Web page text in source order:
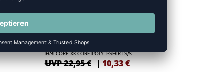
HMLCORE XK CORE POLY T-SHIRT S/S
UVP 22,95 € |10,33€